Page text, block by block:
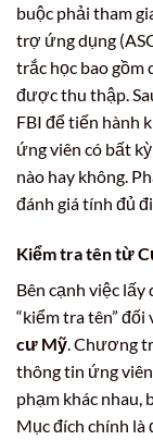
buộc phải tham
trợ ứng dụng
trắc học bao gồm
được thu thập.
FBI để tiến hành
ứng viên có bất
nào hay không.
đánh giá tính đủ
Kiểm tra tên từ
Bên cạnh việc
“kiểm tra tên”
cư Mỹ. Chương
thông tin ứng
phạm khác nhau,
Mục đích chính là